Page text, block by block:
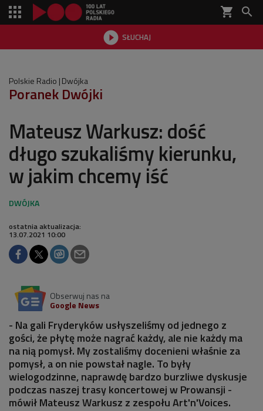
shopping_cart 
 SŁUCHAJ

Polskie Radio Dwójka
Poranek Dwójki
Mateusz Warkusz: dość
długo szukaliśmy kierunku,
w jakim chcemy iść
ostatnia aktualizacja:
13.07.2021 10:00
Obserwuj nas na
Google News
- Na gali Fryderyków usłyszeliśmy od jednego z
gości, że płytę może nagrać każdy, ale nie każdy ma
na nią pomysł. My zostaliśmy docenieni właśnie za
pomysł, a on nie powstał nagle. To były
wielogodzinne, naprawdę bardzo burzliwe dyskusje
podczas naszej trasy koncertowej w Prowansji -
mówił Mateusz Warkusz z zespołu Art'n'Voices.